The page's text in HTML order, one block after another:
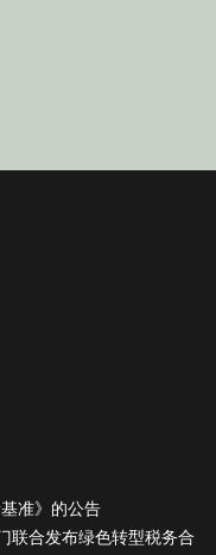
准》的公告
联合发布绿色转型税务合